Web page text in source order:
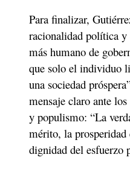
Para finalizar,
racionalidad política
más humano de
que solo el individuo
una sociedad
mensaje claro ante
y populismo: “La
mérito, la
dignidad del esfuerzo